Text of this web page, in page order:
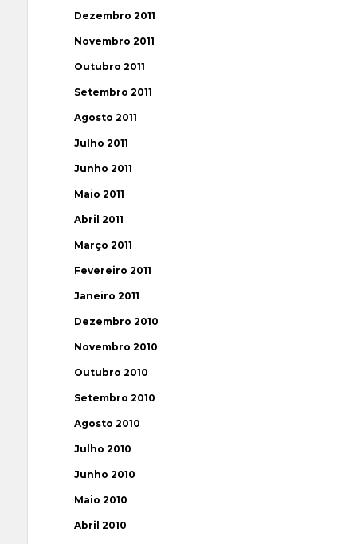
Dezembro 2011
Novembro 2011
Outubro 2011
Setembro 2011
Agosto 2011
Julho 2011
Junho 2011
Maio 2011
Abril 2011
Março 2011
Fevereiro 2011
Janeiro 2011
Dezembro 2010
Novembro 2010
Outubro 2010
Setembro 2010
Agosto 2010
Julho 2010
Junho 2010
Maio 2010
Abril 2010